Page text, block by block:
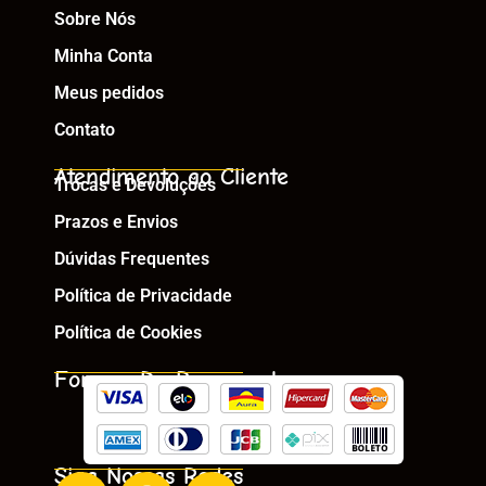
Sobre Nós
Minha Conta
Meus pedidos
Contato
Atendimento ao Cliente
Trocas e Devoluções
Prazos e Envios
Dúvidas Frequentes
Política de Privacidade
Política de Cookies
Formas De Pagamento
Siga Nossas Redes